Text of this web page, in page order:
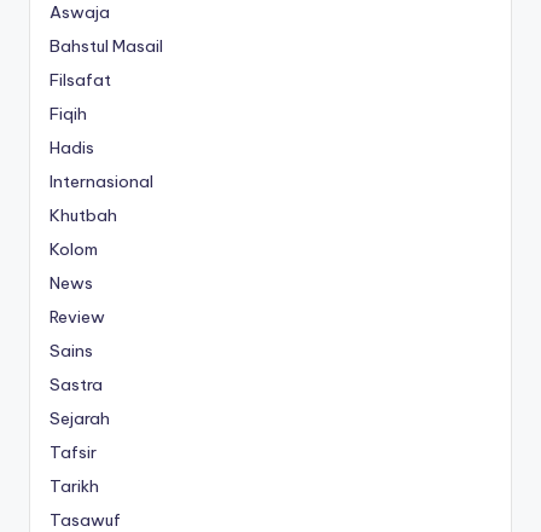
Aswaja
Bahstul Masail
Filsafat
Fiqih
Hadis
Internasional
Khutbah
Kolom
News
Review
Sains
Sastra
Sejarah
Tafsir
Tarikh
Tasawuf